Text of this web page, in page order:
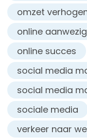
omzet
online
online succes
social media
social media
sociale media
verkeer naar